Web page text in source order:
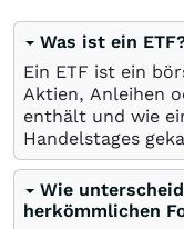
Was ist ein
Ein ETF ist ein
Aktien, Anleihen
enthält und wie
Handelstages
Wie
herkömmlichen